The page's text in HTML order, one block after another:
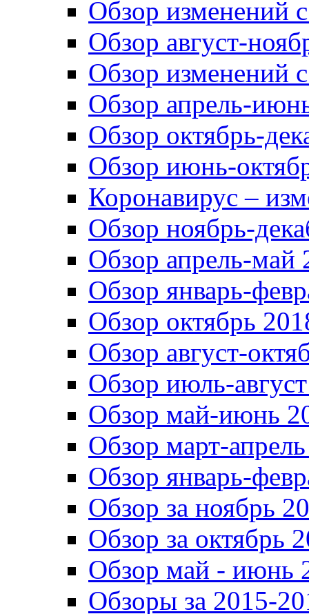
Обзор изменений
Обзор август-
Обзор изменений
Обзор апрель-
Обзор октябрь-
Обзор июнь-
Коронавирус –
Обзор ноябрь-
Обзор апрель-май
Обзор январь-
Обзор октябрь
Обзор август-
Обзор июль-
Обзор май-июнь
Обзор март-
Обзор январь-
Обзор за ноябрь
Обзор за октябрь
Обзор май - июнь
Обзоры за 2015-